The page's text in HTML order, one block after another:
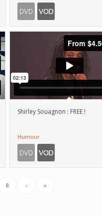
Shirley Souagnon : FREE !
Humour
8 › »